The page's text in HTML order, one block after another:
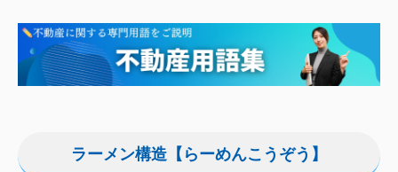
ラーメン構造【らーめんこうぞう】